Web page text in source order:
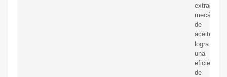
extracción
mecánica
de
aceite
logra
una
eficiencia
de